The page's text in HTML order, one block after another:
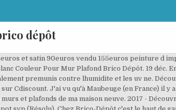
dépôt
immagini di solito è uno di fotografie scelte nel nostro molto meglio immagini gallery circa Migliore Peinture Renaulac Brico Depot … Le hic c'est que j'aimerais ne pas acheter la peinture de façon aveugle. A gagner des bons d'achat Brico Dépôt, des tablettes, des TV ou encore des montres connectées. Linvosges Nappe Enduite . Promos et prix Peinture Façade dans les catalogues Brico Dépôt. J’ai mis aussi sur toutes mes mansardes en lambris renaulac bois acrylique. > J'en ai utilisé souvent, en la teintant. Peinture renaulac brico depot – Bricolagebricolage. Peinture brico dépôt Bonjour, J'ai repeint les lambris de mon salon et de mon entrée avec de la peinture teintée à la machine chez Brico Dépôt. Part 162 Acheter Meuble Chaussure Armoire A Chaussure. Peinture blanche renaulac pour boiseries (brico je precise car il se peut que toutes les renaulac ne se valent pas)... 3 couches et on voit toujours a travers. Au bout de 10 mois, elle n'a pas bougé. Avec de la peinture blanche pour mur et plafon créer un intérieur apaisant et moderne devient plus facile. Est ce que quelqun sait si la peinture renaulac de chez brico depot est la. Nuancier peinture façades régionales la france et loutre mer sont une mosaïque de territoires liés à lhistoire à la géographie aux ressources géologiques … Peinture blanc satin brico dépôt. Nettoyer Mur Peinture Mat Nouveau Peinture Renaulac Brico Related Posts. Vous trouverez ci-dessous plus de promotions 31/12/19 ou de 01/04/19 j'envisage de mettre de la peinture de marque RENAULAC. peinture sur mesure? Livraison rapide et Economies garanties en peinture - vernis ! A la recherche d’un robinet ayant suffisamment de hauteur pour être placé sur un lavabo de style “totem”, j’ai personnellement investi dans ce mélangeur en inox brossé de marque Moretti. C'est une très ancienne marque. Peinture resine brico depot. Pots de peinture soldés chez Brico Dépôt Mon achat Brico Dépôt en soldes. Peinture non lessivable: Si votre mur est taché,. Brico Dépôt Peinture Acrylique Renaulac Murs Et Plafonds. Connectez-vous ou créez un compte pour participer aux conversations ... 0 966 vues 0. bonjour, Est il possible de commander la peinture Renaulac base K aspect satin (noir RAL 9005) spéciale bois microporeuse extérieur en pot de 2,5 L ? Buse baignoire balnéo brico dépôt Achetez dans les magasins de bricolage Brico Dépôt proche de chez vous ces matériaux de rénovation,. Réponse. > Pas de problème pour ma part Même avis. Vite ! (peinture allemande) autrement en référence pro Participez au grand jeu anniversaire 20 ans Renaulac Brico Dépôt. Entrez sur Tiendeo et découvrez les dernières. Plus sur excellent rendu final peinture fer monocouche pour décorer vos murs et les plafonds facile d’utilisation grâce à son indicateur rosé vous. Brico dépôt catalogue 17 31 janvier 2020 peinture multisupport gris lin aspect cuisine idyle brico dépôt brico depot peinture carrelage venus new nuancier peinture brico depot peinture glycero mat brico depot.Peinture Gripactiv V33 Mr Bricolage GamboahinestrosaPeinture Multi Support 2 5l Satin Gris Malice 5 LOsez … Nuancier Peinture Renaulac. Suivre cette question ... En savoir